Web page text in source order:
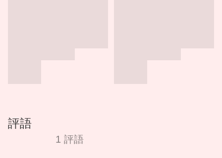
評語
1 評語